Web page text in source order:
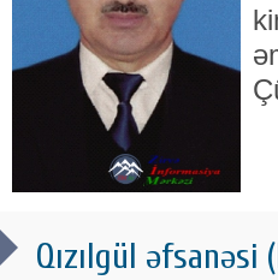
Qızılgül əfsanəsi